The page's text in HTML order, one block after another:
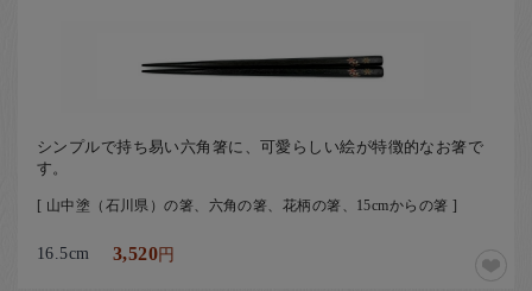
シンプルで持ち易い六角箸に、可愛らしい絵が特徴的なお箸で
す。
[ 山中塗（石川県）の箸、六角の箸、花柄の箸、15cmからの箸 ]
16.5cm 3,520円